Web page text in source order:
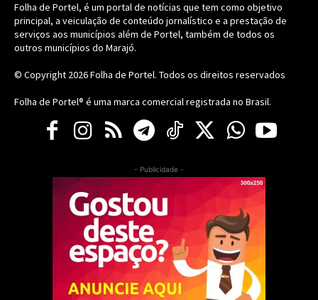
Folha de Portel, é um portal de notícias que tem como objetivo
principal, a veiculação de conteúdo jornalístico e a prestação de
serviços aos municípios além de Portel, também de todos os
outros municípios do Marajó.
© Copyright 2026Folha de Portel. Todos os direitos reservados
Folha de Portel® é uma marca comercial registrada no Brasil.
- Publicidade -